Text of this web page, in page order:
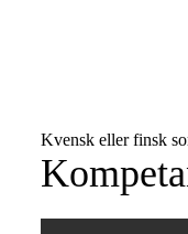
Kvensk eller finsk